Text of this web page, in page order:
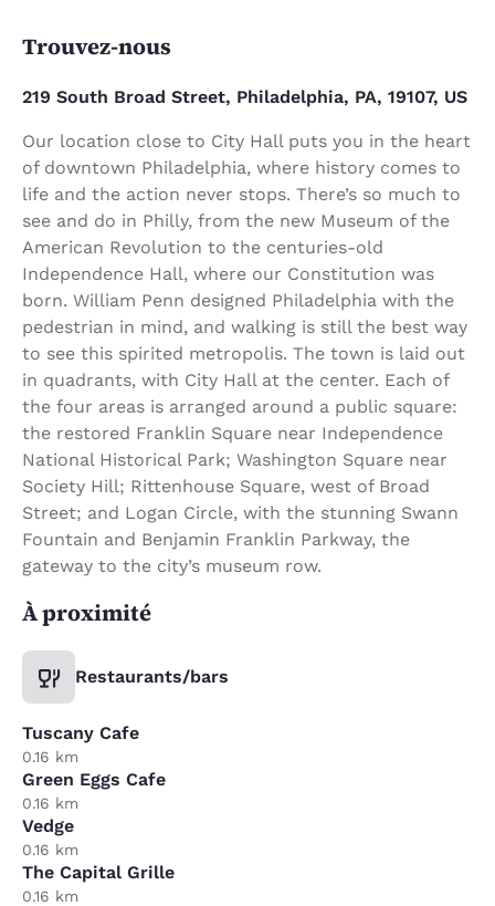
Trouvez-nous
219 South Broad Street, Philadelphia, PA, 19107, US
Our location close to City Hall puts you in the heart
of downtown Philadelphia, where history comes to
life and the action never stops. There’s so much to
see and do in Philly, from the new Museum of the
American Revolution to the centuries-old
Independence Hall, where our Constitution was
born. William Penn designed Philadelphia with the
pedestrian in mind, and walking is still the best way
to see this spirited metropolis. The town is laid out
in quadrants, with City Hall at the center. Each of
the four areas is arranged around a public square:
the restored Franklin Square near Independence
National Historical Park; Washington Square near
Society Hill; Rittenhouse Square, west of Broad
Street; and Logan Circle, with the stunning Swann
Fountain and Benjamin Franklin Parkway, the
gateway to the city’s museum row.
À proximité
Restaurants/bars
Tuscany Cafe
0.16 km
Green Eggs Cafe
0.16 km
Vedge
0.16 km
The Capital Grille
0.16 km